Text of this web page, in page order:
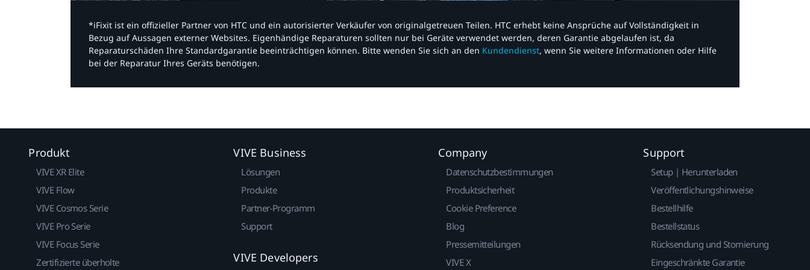
*iFixit ist ein offizieller Partner von HTC und ein autorisierter Verkäufer von originalgetreuen Teilen. HTC erhebt keine Ansprüche auf Vollständigkeit in
Bezug auf Aussagen externer Websites. Eigenhändige Reparaturen sollten nur bei Geräte verwendet werden, deren Garantie abgelaufen ist, da
Reparaturschäden Ihre Standardgarantie beeinträchtigen können. Bitte wenden Sie sich an den Kundendienst, wenn Sie weitere Informationen oder Hilfe
bei der Reparatur Ihres Geräts benötigen.​
Produkt
VIVE XR Elite
VIVE Flow
VIVE Cosmos Serie
VIVE Pro Serie
VIVE Focus Serie
Zertifizierte überholte
VIVE Business
Lösungen
Produkte
Partner-Programm
Support
VIVE Developers
Company
Datenschutzbestimmungen
Produktsicherheit
Cookie Preference
Blog
Pressemitteilungen
VIVE X
Support
Setup | Herunterladen
Veröffentlichungshinweise
Bestellhilfe
Bestellstatus
Rücksendung und Stornierung
Eingeschränkte Garantie